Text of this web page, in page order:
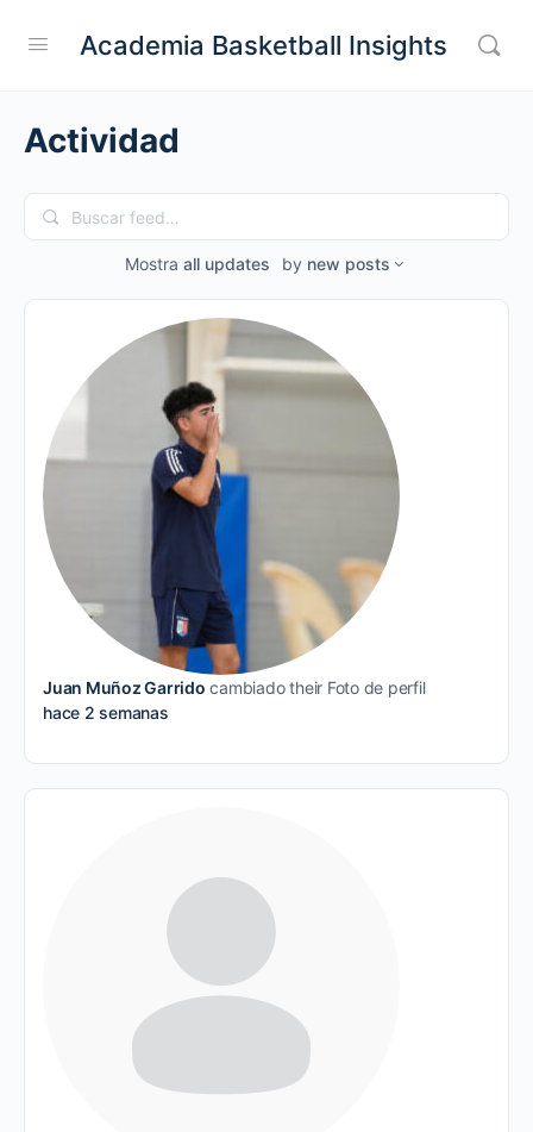
Academia Basketball Insights
Actividad
Buscar
feed…
Mostra all updates by new posts
Juan Muñoz Garrido cambiado their Foto de perfil
hace 2 semanas